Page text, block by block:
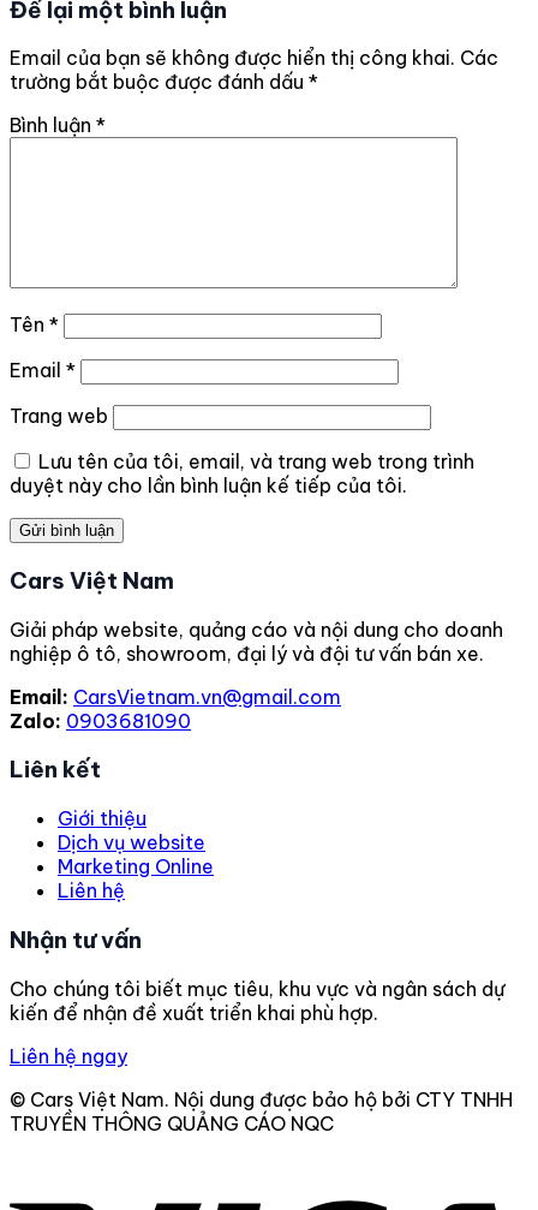
Để lại một bình luận
Email của bạn sẽ không được hiển thị công khai. Các
trường bắt buộc được đánh dấu *
Bình luận *
Tên *
Email *
Trang web
Lưu tên của tôi, email, và trang web trong trình
duyệt này cho lần bình luận kế tiếp của tôi.
Cars Việt Nam
Giải pháp website, quảng cáo và nội dung cho doanh
nghiệp ô tô, showroom, đại lý và đội tư vấn bán xe.
Email: CarsVietnam.vn@gmail.com
Zalo: 0903681090
Liên kết
Giới thiệu
Dịch vụ website
Marketing Online
Liên hệ
Nhận tư vấn
Cho chúng tôi biết mục tiêu, khu vực và ngân sách dự
kiến để nhận đề xuất triển khai phù hợp.
Liên hệ ngay
© Cars Việt Nam. Nội dung được bảo hộ bởi CTY TNHH
TRUYỀN THÔNG QUẢNG CÁO NQC